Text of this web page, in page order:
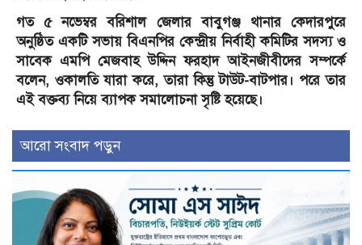
গত ৫ নভেম্বর বরিশাল জেলার বাবুগঞ্জ থানার কেদারপুরে
অনুষ্ঠিত একটি সভায় বিএনপির কেন্দ্রীয় নির্বাহী কমিটির সদস্য ও
সাবেক এমপি মেজবাহ উদ্দিন ফরহাদ আইনজীবীদের সম্পর্কে
বলেন, ওকালতি যারা করে, তারা কিন্তু টাউট-বাটপার। পরে তার
এই বক্তব্য নিয়ে ব্যাপক সমালোচনা সৃষ্টি হয়েছে।
আরো সংবাদ পড়ুন